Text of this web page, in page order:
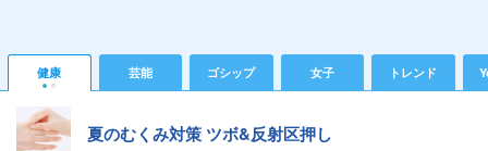
健康 芸能 ゴシップ 女子 トレンド
夏のむくみ対策 ツボ&反射区押し